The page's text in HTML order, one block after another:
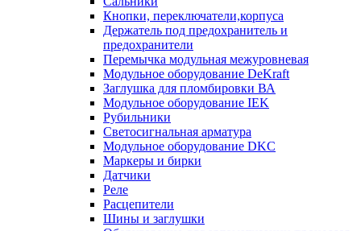
Кнопки, переключатели,корпуса
Держатель под предохранитель и
предохранители
Перемычка модульная межуровневая
Модульное оборудование DeKraft
Заглушка для пломбировки ВА
Модульное оборудование IEK
Рубильники
Светосигнальная арматура
Модульное оборудование DKC
Маркеры и бирки
Датчики
Реле
Расцепители
Шины и заглушки